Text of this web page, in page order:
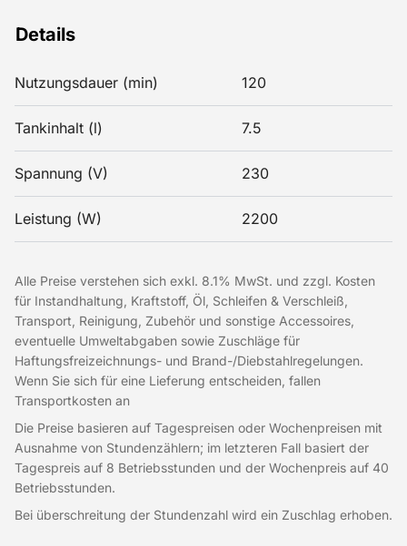
Details
Nutzungsdauer (min) 120
Tankinhalt (l) 7.5
Spannung (V) 230
Leistung (W) 2200
Alle Preise verstehen sich exkl. 8.1% MwSt. und zzgl. Kosten
für Instandhaltung, Kraftstoff, Öl, Schleifen & Verschleiß,
Transport, Reinigung, Zubehör und sonstige Accessoires,
eventuelle Umweltabgaben sowie Zuschläge für
Haftungsfreizeichnungs- und Brand-/Diebstahlregelungen.
Wenn Sie sich für eine Lieferung entscheiden, fallen
Transportkosten an
Die Preise basieren auf Tagespreisen oder Wochenpreisen mit
Ausnahme von Stundenzählern; im letzteren Fall basiert der
Tagespreis auf 8 Betriebsstunden und der Wochenpreis auf 40
Betriebsstunden.
Bei überschreitung der Stundenzahl wird ein Zuschlag erhoben.